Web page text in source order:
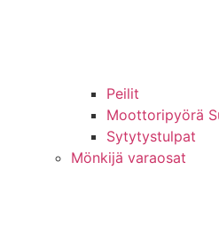
Peilit
Moottoripyörä
Sytytystulpat
Mönkijä varaosat